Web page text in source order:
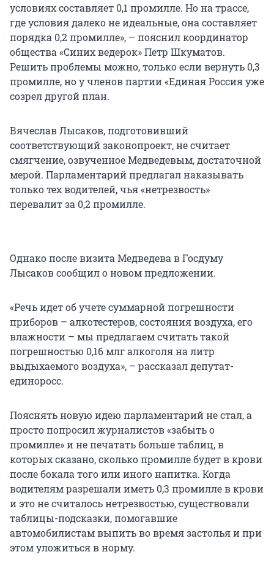
условиях составляет 0,1 промилле. Но на трассе,
где условия далеко не идеальные, она составляет
порядка 0,2 промилле», – пояснил координатор
общества «Синих ведерок» Петр Шкуматов.
Решить проблемы можно, только если вернуть 0,3
промилле, но у членов партии «Единая Россия уже
созрел другой план.
Вячеслав Лысаков, подготовивший
соответствующий законопроект, не считает
смягчение, озвученное Медведевым, достаточной
мерой. Парламентарий предлагал наказывать
только тех водителей, чья «нетрезвость»
перевалит за 0,2 промилле.
Однако после визита Медведева в Госдуму
Лысаков сообщил о новом предложении.
«Речь идет об учете суммарной погрешности
приборов – алкотестеров, состояния воздуха, его
влажности – мы предлагаем считать такой
погрешностью 0,16 млг алкоголя на литр
выдыхаемого воздуха», – рассказал депутат-
единоросс.
Пояснять новую идею парламентарий не стал, а
просто попросил журналистов «забыть о
промилле» и не печатать больше таблиц, в
которых сказано, сколько промилле будет в крови
после бокала того или иного напитка. Когда
водителям разрешали иметь 0,3 промилле в крови
и это не считалось нетрезвостью, существовали
таблицы-подсказки, помогавшие
автомобилистам выпить во время застолья и при
этом уложиться в норму.